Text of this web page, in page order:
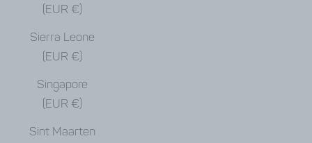
(EUR €)
Sierra Leone
(EUR €)
Singapore
(EUR €)
Sint Maarten